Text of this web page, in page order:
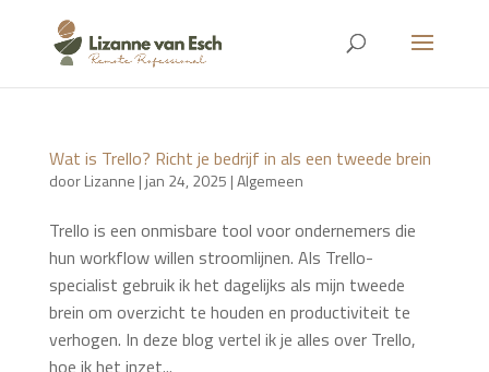
Wat is Trello? Richt je bedrijf in als een tweede brein
doorLizanne | jan 24, 2025 |Algemeen
Trello is een onmisbare tool voor ondernemers die
hun workflow willen stroomlijnen. Als Trello-
specialist gebruik ik het dagelijks als mijn tweede
brein om overzicht te houden en productiviteit te
verhogen. In deze blog vertel ik je alles over Trello,
hoe ik het inzet...